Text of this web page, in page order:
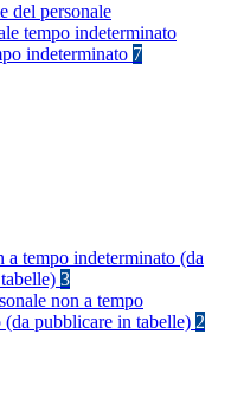
del personale
tempo indeterminato
indeterminato 7
a tempo indeterminato (da
3
non a tempo
(da pubblicare in tabelle) 2